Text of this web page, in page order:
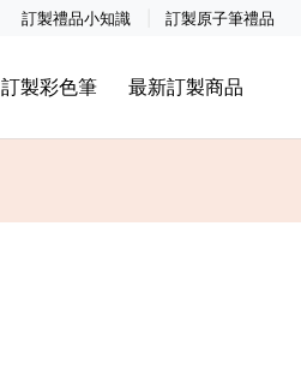
訂製禮品小知識 訂製原子筆禮品
訂製彩色筆 最新訂製商品